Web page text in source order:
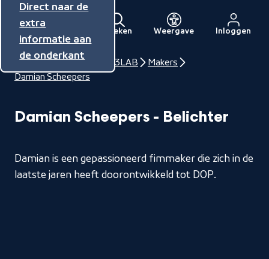
Direct naar de
inhoud
Direct naar de
hoofdnavigatie
Direct naar de
extra
informatie aan
de onderkant
Menu
Naar
de
beginpagina
Zoeken Weergave Inloggen
Home NPO Talent 3LAB
Makers
Damian Scheepers
Damian Scheepers - Belichter
Damian is een gepassioneerd fimmaker die zich in de
laatste jaren heeft doorontwikkeld tot DOP.